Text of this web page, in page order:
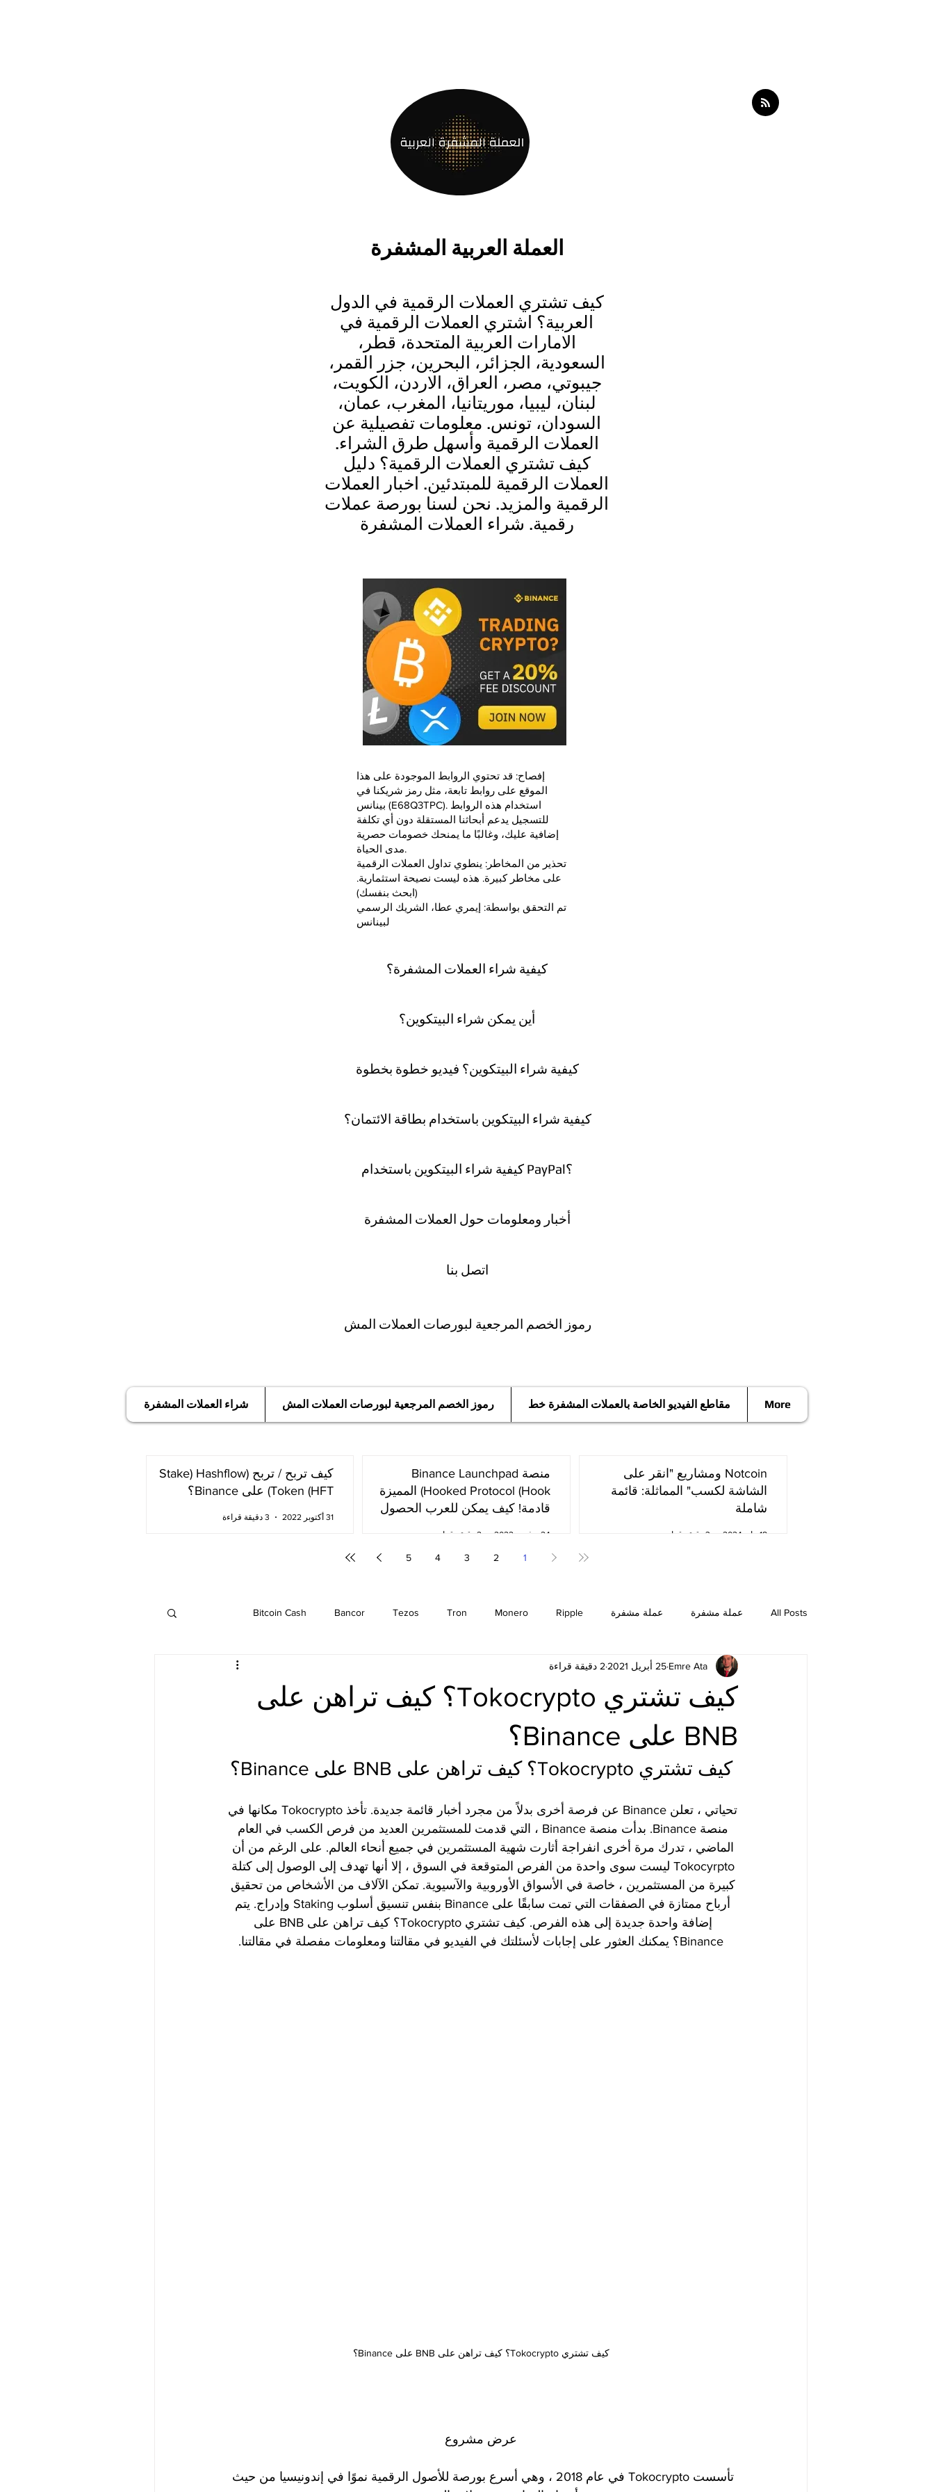
العملة العربية المشفرة
كيف تشتري العملات الرقمية في الدول
العربية؟ اشتري العملات الرقمية في
الامارات العربية المتحدة، قطر،
السعودية، الجزائر، البحرين، جزر القمر،
جيبوتي، مصر، العراق، الاردن، الكويت،
لبنان، ليبيا، موريتانيا، المغرب، عمان،
السودان، تونس. معلومات تفصيلية عن
العملات الرقمية وأسهل طرق الشراء.
كيف تشتري العملات الرقمية؟ دليل
العملات الرقمية للمبتدئين. اخبار العملات
الرقمية والمزيد. نحن لسنا بورصة عملات
رقمية. شراء العملات المشفرة
إفصاح: قد تحتوي الروابط الموجودة على هذا
الموقع على روابط تابعة، مثل رمز شريكنا في
بينانس (E68Q3TPC). استخدام هذه الروابط
للتسجيل يدعم أبحاثنا المستقلة دون أي تكلفة
إضافية عليك، وغالبًا ما يمنحك خصومات حصرية
مدى الحياة.
تحذير من المخاطر: ينطوي تداول العملات الرقمية
على مخاطر كبيرة. هذه ليست نصيحة استثمارية.
(ابحث بنفسك)
تم التحقق بواسطة: إيمري عطا، الشريك الرسمي
لبينانس
كيفية شراء العملات المشفرة؟
أين يمكن شراء البيتكوين؟
كيفية شراء البيتكوين؟ فيديو خطوة بخطوة
كيفية شراء البيتكوين باستخدام بطاقة الائتمان؟
كيفية شراء البيتكوين باستخدام PayPal؟
أخبار ومعلومات حول العملات المشفرة
اتصل بنا
رموز الخصم المرجعية لبورصات العملات المش
شراء العملات المشفرة رموز الخصم المرجعية لبورصات العملات المش مقاطع الفيديو الخاصة بالعملات المشفرة خط More
Notcoin ومشاريع "انقر على
الشاشة لكسب" المماثلة: قائمة
شاملة
18 مايو 2024 3 دقيقة قراءة
منصة Binance Launchpad
Hooked Protocol (Hook) المميزة
قادمة! كيف يمكن للعرب الحصول
24 نوفمبر 2022 2 دقيقة قراءة
كيف تربح / تربح (Stake) Hashflow
Token (HFT) على Binance؟
31 أكتوبر 2022 3 دقيقة قراءة
1
2
3
4
5
All Posts عملة مشفرة عملة مشفرة Ripple
Monero
Tron
Tezos
Bancor
Bitcoin Cash
Dogecoin
NEO
Zilliqa
IOTA
Ethereum Classic
Stellar
كيف تشتري Tokocrypto؟ كيف تراهن على
BNB على Binance؟
Emre Ata 25 أبريل 2021 2 دقيقة قراءة
كيف تشتري Tokocrypto؟ كيف تراهن على BNB على Binance؟
تحياتي ، تعلن Binance عن فرصة أخرى بدلاً من مجرد أخبار قائمة جديدة. تأخذ Tokocrypto مكانها في
منصة Binance. بدأت منصة Binance ، التي قدمت للمستثمرين العديد من فرص الكسب في العام
الماضي ، تدرك مرة أخرى انفراجة أثارت شهية المستثمرين في جميع أنحاء العالم. على الرغم من أن
Tokocyrpto ليست سوى واحدة من الفرص المتوقعة في السوق ، إلا أنها تهدف إلى الوصول إلى كتلة
كبيرة من المستثمرين ، خاصة في الأسواق الأوروبية والآسيوية. تمكن الآلاف من الأشخاص من تحقيق
أرباح ممتازة في الصفقات التي تمت سابقًا على Binance بنفس تنسيق أسلوب Staking وإدراج. يتم
إضافة واحدة جديدة إلى هذه الفرص. كيف تشتري Tokocrypto؟ كيف تراهن على BNB على
Binance؟ يمكنك العثور على إجابات لأسئلتك في الفيديو في مقالتنا ومعلومات مفصلة في مقالتنا.
كيف تشتري Tokocrypto؟ كيف تراهن على BNB على Binance؟
عرض مشروع
تأسست Tokocrypto في عام 2018 ، وهي أسرع بورصة للأصول الرقمية نموًا في إندونيسيا من حيث